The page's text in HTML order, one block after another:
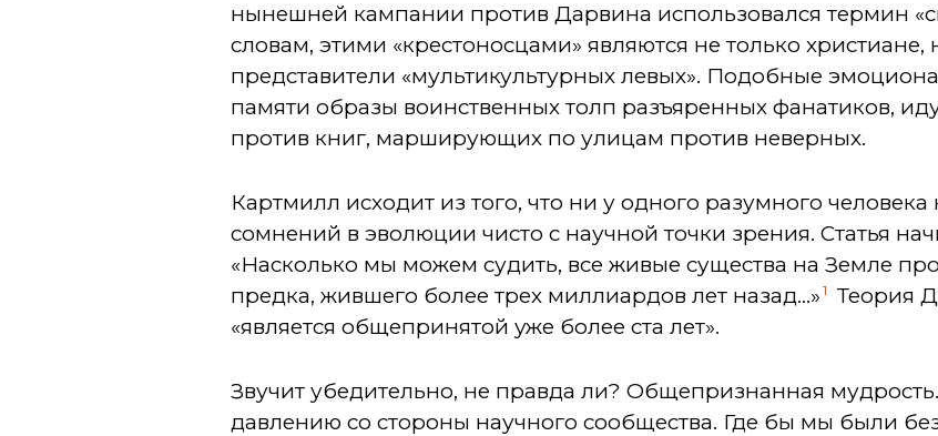
нынешней кампании против Дарвина использовался термин
словам, этими «крестоносцами» являются не только христиане,
представители «мультикультурных левых». Подобные
памяти образы воинственных толп разъяренных фанатиков,
против книг, марширующих по улицам против неверных.
Картмилл исходит из того, что ни у одного разумного
сомнений в эволюции чисто с научной точки зрения. Статья
«Насколько мы можем судить, все живые существа на Земле
предка, жившего более трех миллиардов лет назад...» 1
Теория
«является общепринятой уже более ста лет».
Звучит убедительно, не правда ли? Общепризнанная
давлению со стороны научного сообщества. Где бы мы были